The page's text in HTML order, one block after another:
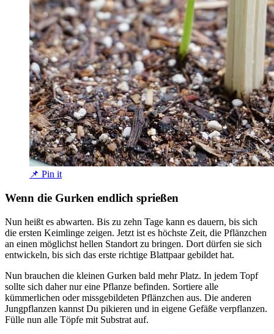
📌 Pin it
Wenn die Gurken endlich sprießen
Nun heißt es abwarten. Bis zu zehn Tage kann es dauern, bis sich
die ersten Keimlinge zeigen. Jetzt ist es höchste Zeit, die Pflänzchen
an einen möglichst hellen Standort zu bringen. Dort dürfen sie sich
entwickeln, bis sich das erste richtige Blattpaar gebildet hat.
Nun brauchen die kleinen Gurken bald mehr Platz. In jedem Topf
sollte sich daher nur eine Pflanze befinden. Sortiere alle
kümmerlichen oder missgebildeten Pflänzchen aus. Die anderen
Jungpflanzen kannst Du pikieren und in eigene Gefäße verpflanzen.
Fülle nun alle Töpfe mit Substrat auf.